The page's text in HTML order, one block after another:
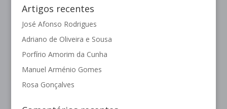
Artigos recentes
José Afonso Rodrigues
Adriano de Oliveira e Sousa
Porfírio Amorim da Cunha
Manuel Arménio Gomes
Rosa Gonçalves